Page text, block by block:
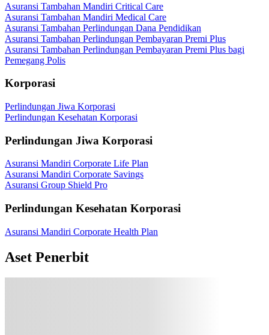
Asuransi Tambahan Mandiri Critical Care
Asuransi Tambahan Mandiri Medical Care
Asuransi Tambahan Perlindungan Dana Pendidikan
Asuransi Tambahan Perlindungan Pembayaran Premi Plus
Asuransi Tambahan Perlindungan Pembayaran Premi Plus bagi
Pemegang Polis
Korporasi
Perlindungan Jiwa Korporasi
Perlindungan Kesehatan Korporasi
Perlindungan Jiwa Korporasi
Asuransi Mandiri Corporate Life Plan
Asuransi Mandiri Corporate Savings
Asuransi Group Shield Pro
Perlindungan Kesehatan Korporasi
Asuransi Mandiri Corporate Health Plan
Aset Penerbit